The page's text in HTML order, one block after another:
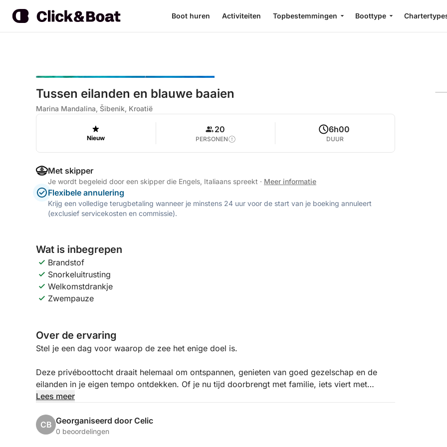
Boot huren Activiteiten Topbestemmingen Boottype
Tussen eilanden en blauwe baaien
Marina Mandalina, Šibenik, Kroatië
Nieuw
20
PERSONEN
6h00
DUUR
Met skipper
Je wordt begeleid door een skipper die Engels, Italiaans spreekt · Meer informatie
Flexibele annulering
Krijg een volledige terugbetaling wanneer je minstens 24 uur voor de start van je boeking annuleert
(exclusief servicekosten en commissie).
Wat is inbegrepen
Brandstof
Snorkeluitrusting
Welkomstdrankje
Zwempauze
Over de ervaring
Stel je een dag voor waarop de zee het enige doel is.
Deze privéboottocht draait helemaal om ontspannen, genieten van goed gezelschap en de
eilanden in je eigen tempo ontdekken. Of je nu tijd doorbrengt met familie, iets viert met
vrienden of een speciale activiteit organiseert voor je team, de dag verloopt precies zoals jij
Je stapt aan boord van een prachtige, traditionele houten boot, vol mediterrane charme en
Lees meer
CB Georganiseerd door Celic
0 beoordelingen